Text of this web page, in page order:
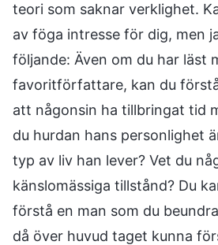
teori som saknar verklighet.
av föga intresse för dig, men
följande: Även om du har läst
favoritförfattare, kan du
att någonsin ha tillbringat tid
du hurdan hans personlighet
typ av liv han lever? Vet du
känslomässiga tillstånd? Du
förstå en man som du
då över huvud taget kunna